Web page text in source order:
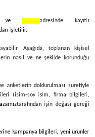
ve ,…………adresinde kayıtlı
işletilir.
Aşağıda, toplanan kişisel
nasıl ve ne şekilde korunduğu
anketlerin doldurulması suretiyle
(isim-soy isim, firma bilgileri,
tarafından işin doğası gereği
kampanya bilgileri, yeni ürünler